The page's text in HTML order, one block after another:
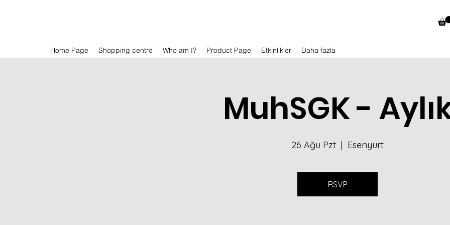
Home Page Shopping centre Who am I? Product Page Etkinlikler Daha fazla
MuhSGK -
26 Ağu Pzt
  |
Esenyurt
RSVP